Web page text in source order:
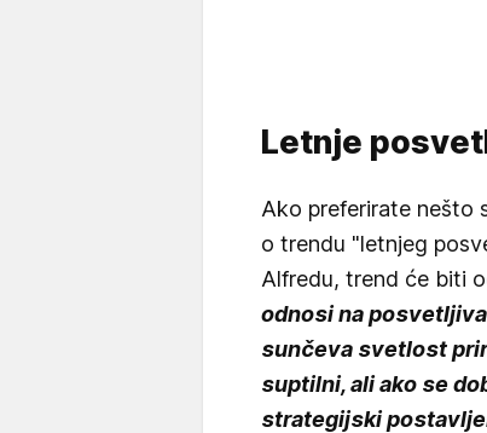
Letnje
Ako preferirate nešto
o trendu "letnjeg
Alfredu, trend će biti
odnosi na
sunčeva svetlost
suptilni, ali ako se
strategijski